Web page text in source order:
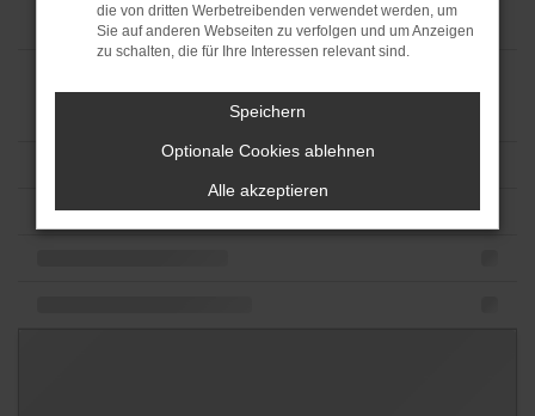
die von dritten Werbetreibenden verwendet werden, um
Sie auf anderen Webseiten zu verfolgen und um Anzeigen
zu schalten, die für Ihre Interessen relevant sind.
Speichern
Optionale Cookies ablehnen
Alle akzeptieren